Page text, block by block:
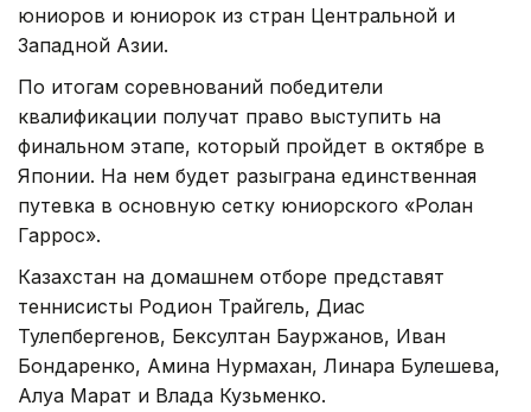
юниоров и юниорок из стран Центральной и
Западной Азии.
По итогам соревнований победители
квалификации получат право выступить на
финальном этапе, который пройдет в октябре в
Японии. На нем будет разыграна единственная
путевка в основную сетку юниорского «Ролан
Гаррос».
Казахстан на домашнем отборе представят
теннисисты Родион Трайгель, Диас
Тулепбергенов, Бексултан Бауржанов, Иван
Бондаренко, Амина Нурмахан, Линара Булешева,
Алуа Марат и Влада Кузьменко.